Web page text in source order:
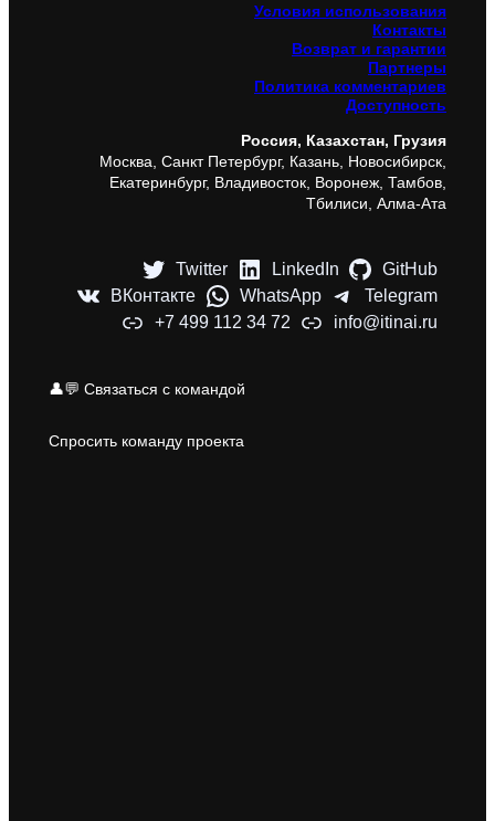
Условия использования
Контакты
Возврат и гарантии
Партнеры
Политика комментариев
Доступность
Россия, Казахстан, Грузия
Москва, Санкт Петербург, Казань, Новосибирск,
Екатеринбург, Владивосток, Воронеж, Тамбов,
Тбилиси, Алма-Ата
Twitter LinkedIn
GitHub
ВКонтакте
WhatsApp
Telegram
+7 499 112 34 72
info@itinai.ru
👤💬 Связаться с командой
Спросить команду проекта